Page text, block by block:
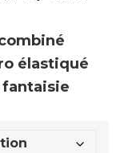
élastiqué